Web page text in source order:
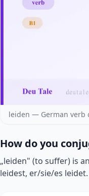
leiden — German verb
How do you
„leiden" (to suffer) is
leidest, er/sie/es